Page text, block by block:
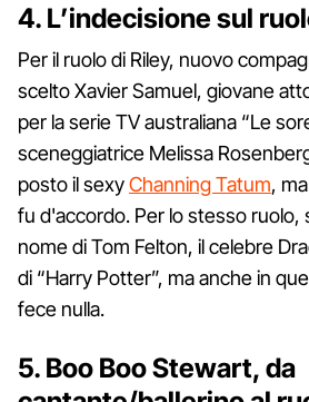
4. L’indecisione sul
Per il ruolo di Riley, nuovo
scelto Xavier Samuel, giovane
per la serie TV australiana “Le
sceneggiatrice Melissa
posto il sexyChanning Tatum,
fu d'accordo. Per lo stesso ruolo,
nome di Tom Felton, il celebre
di “Harry Potter”, ma anche in
fece nulla.
5. Boo Boo Stewart, da